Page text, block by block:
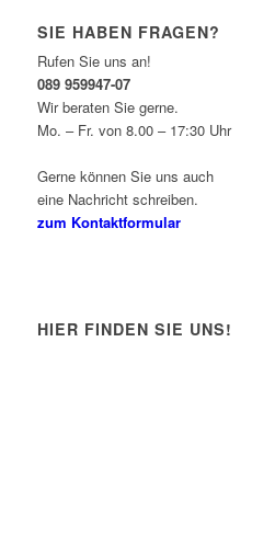
SIE HABEN FRAGEN?
Rufen Sie uns an!
089 959947-07
Wir beraten Sie gerne.
Mo. – Fr. von 8.00 – 17:30 Uhr
Gerne können Sie uns auch
eine Nachricht schreiben.
zum Kontaktformular
HIER FINDEN SIE UNS!